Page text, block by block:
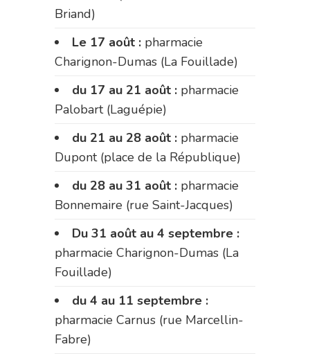
Briand)
Le 17 août : pharmacie
Charignon-Dumas (La Fouillade)
du 17 au 21 août : pharmacie
Palobart (Laguépie)
du 21 au 28 août : pharmacie
Dupont (place de la République)
du 28 au 31 août : pharmacie
Bonnemaire (rue Saint-Jacques)
Du 31 août au 4 septembre :
pharmacie Charignon-Dumas (La
Fouillade)
du 4 au 11 septembre :
pharmacie Carnus (rue Marcellin-
Fabre)